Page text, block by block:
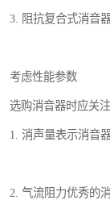
3. 阻抗复合式消音
考虑性能参数
选购消音器时应关
1. 消声量表示消音
2. 气流阻力优秀的